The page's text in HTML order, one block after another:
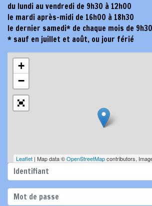
du lundi au vendredi de 9h30 à 12h00
le mardi après-midi de 16h00 à 18h30
le dernier samedi* de chaque mois de
* sauf en juillet et août, ou jour férié
+
−
Leaflet | Map data ©OpenStreetMapcontributors,